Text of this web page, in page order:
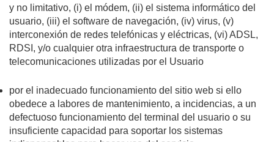
y no limitativo, (i) el módem, (ii) el sistema informático del
usuario, (iii) el software de navegación, (iv) virus, (v)
interconexión de redes telefónicas y eléctricas, (vi) ADSL,
RDSI, y/o cualquier otra infraestructura de transporte o
telecomunicaciones utilizadas por el Usuario
por el inadecuado funcionamiento del sitio web si ello
obedece a labores de mantenimiento, a incidencias, a un
defectuoso funcionamiento del terminal del usuario o su
insuficiente capacidad para soportar los sistemas